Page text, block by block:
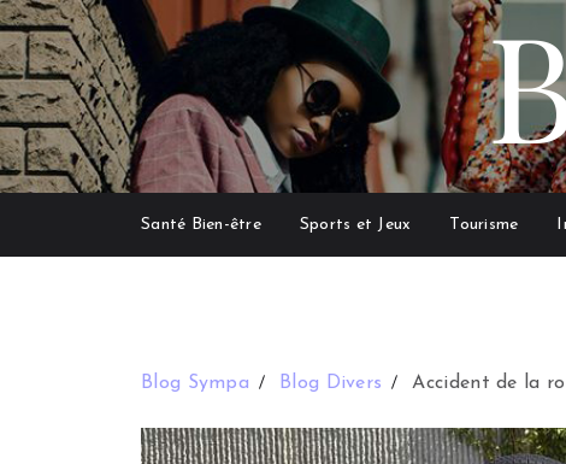
Santé Bien-être Sports et Jeux Tourisme
Blog Sympa Blog Divers Accident de la